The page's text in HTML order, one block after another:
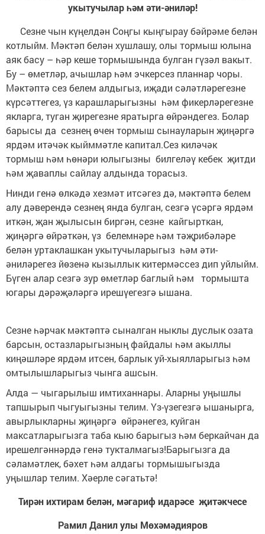
укытучылар һәм әти-әниләр!
Сезне чын күңелдән Соңгы кыңгырау бәйрәме белән
котлыйм. Мәктәп белән хушлашу, олы тормыш юлына
аяк басу – һәр кеше тормышында булган гүзәл вакыт.
Бу – өметләр, ачышлар һәм эчкерсез планнар чоры.
Мәктәптә сез белем алдыгыз, иҗади сәләтләрегезне
күрсәттегез, үз карашларыгызны һәм фикерләрегезне
якларга, туган җирегезне яратырга өйрәндегез. Болар
барысы да сезнең өчен тормыш сынауларын җиңәргә
ярдәм итәчәк кыйммәтле капитал.Сез киләчәк
тормыш һәм һөнәри юлыгызны билгеләү кебек җитди
һәм җаваплы сайлау алдында торасыз.
Нинди генә өлкәдә хезмәт итсәгез дә, мәктәптә белем
алу дәверендә сезнең янда булган, сезгә үсәргә ярдәм
иткән, җан җылысын биргән, сезне кайгырткан,
җиңәргә өйрәткән, үз белемнәре һәм тәҗрибәләре
белән уртаклашкан укытучыларыгыз һәм әти-
әниләрегез йөзенә кызыллык китермәссез дип уйлыйм.
Бүген алар сезгә зур өметләр баглый һәм тормышта
югары дәрәҗәләргә ирешүегезгә ышана.
Сезне һәрчак мәктәптә сыналган ныклы дуслык озата
барсын, остазларыгызның файдалы һәм акыллы
киңәшләре ярдәм итсен, барлык уй-хыялларыгыз һәм
омтылышларыгыз чынга ашсын.
Алда — чыгарылыш имтиханнары. Аларны уңышлы
тапшырып чыгуыгызны телим. Үз-үзегезгә ышанырга,
авырлыкларны җиңәргә өйрәнегез, куйган
максатларыгызга таба кыю барыгыз һәм беркайчан да
ирешелгәннәрдә генә тукталмагыз!Барыгызга да
сәламәтлек, бәхет һәм алдагы тормышыгызда
уңышлар телим. Хәерле сәгатьтә!
Тирән ихтирам белән, мәгариф идарәсе җитәкчесе
Рамил Данил улы Мөхәмәдияров